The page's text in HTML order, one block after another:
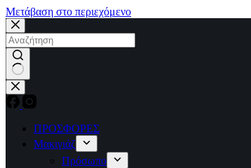
Μετάβαση στο περιεχόμενο
No
results
ΠΡΟΣΦΟΡΕΣ
Μακιγιάζ
Πρόσωπο